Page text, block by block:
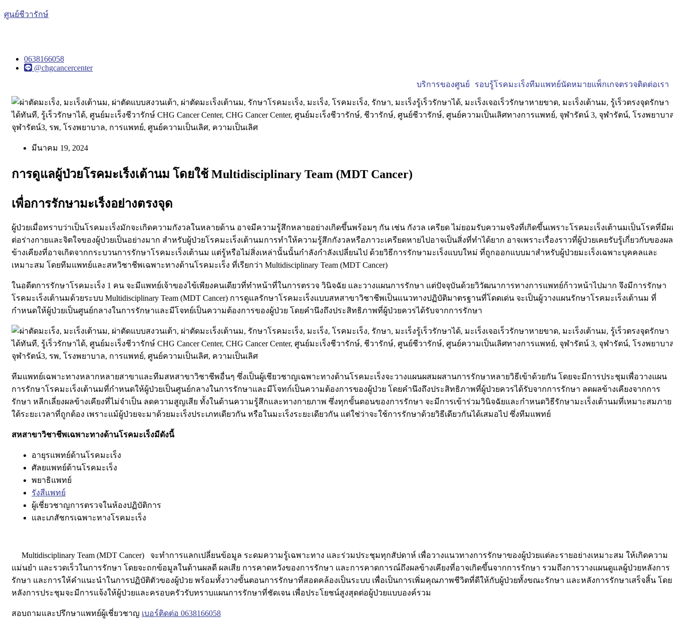
ศูนย์ชีวารักษ์
0638166058
@chgcancercenter
บริการของศูนย์
รอบรู้โรคมะเร็งทีมแพทย์นัดหมายแพ็กเกจตรวจติดต่อเรา
มีนาคม 19, 2024
การดูแลผู้ป่วยโรคมะเร็งเต้านม โดยใช้ Multidisciplinary Team (MDT Cancer)
เพื่อการรักษามะเร็งอย่างตรงจุด
ผู้ป่วยเมื่อทราบว่าเป็นโรคมะเร็งมักจะเกิดความกังวลในหลายด้าน อาจมีความรู้สึกหลายอย่างเกิดขึ้นพร้อมๆ กัน เช่น กังวล เครียด ไม่ยอมรับความจริงที่เกิดขึ้นเพราะโรคมะเร็งเต้านมเป็นโรคที่มีผ
ต่อร่างกายและจิตใจของผู้ป่วยเป็นอย่างมาก สำหรับผู้ป่วยโรคมะเร็งเต้านมการทำให้ความรู้สึกกังวลหรือภาวะเครียดหายไปอาจเป็นสิ่งที่ทำได้ยาก อาจเพราะเรื่องราวที่ผู้ป่วยเคยรับรู้เกี่ยวกับของผล
ข้างเคียงที่อาจเกิดจากกระบวนการรักษาโรคมะเร็งเต้านม แต่รู้หรือไม่สิ่งเหล่านั้นนั้นกำลังกำลังเปลี่ยนไป ด้วยวิธีการรักษามะเร็งแบบใหม่ ที่ถูกออกแบบมาสำหรับผู้ป่วยมะเร็งเฉพาะบุคคลและ
เหมาะสม โดยทีมแพทย์และสหวิชาชีพเฉพาะทางด้านโรคมะเร็ง ที่เรียกว่า Multidisciplinary Team (MDT Cancer)
ในอดีตการรักษาโรคมะเร็ง 1 คน จะมีแพทย์เจ้าของไข้เพียงคนเดียวที่ทำหน้าที่ในการตรวจ วินิจฉัย และวางแผนการรักษา แต่ปัจจุบันด้วยวิวัฒนาการทางการแพทย์ก้าวหน้าไปมาก จึงมีการรักษา
โรคมะเร็งเต้านมด้วยระบบ Multidisciplinary Team (MDT Cancer) การดูแลรักษาโรคมะเร็งแบบสหสาขาวิชาชีพเป็นแนวทางปฏิบัติมาตรฐานที่โดดเด่น จะเป็นผู้วางแผนรักษาโรคมะเร็งเต้านม ที่
กำหนดให้ผู้ป่วยเป็นศูนย์กลางในการรักษาและมีโจทย์เป็นความต้องการของผู้ป่วย โดยคำนึงถึงประสิทธิภาพที่ผู้ป่วยควรได้รับจากการรักษา
ทีมแพทย์เฉพาะทางหลากหลายสาขาและทีมสหสาขาวิชาชีพอื่นๆ ซึ่งเป็นผู้เชียวชาญเฉพาะทางด้านโรคมะเร็งจะวางแผนผสมผสานการรักษาหลายวิธีเข้าด้วยกัน โดยจะมีการประชุมเพื่อวางแผน
การรักษาโรคมะเร็งเต้านมที่กำหนดให้ผู้ป่วยเป็นศูนย์กลางในการรักษาและมีโจทก์เป็นความต้องการของผู้ป่วย โดยคำนึงถึงประสิทธิภาพที่ผู้ป่วยควรได้รับจากการรักษา ลดผลข้างเคียงจากการ
รักษา หลีกเลี่ยงผลข้างเคียงที่ไม่จำเป็น ลดความสูญเสีย ทั้งในด้านความรู้สึกและทางกายภาพ ซึ่งทุกขั้นตอนของการรักษา จะมีการเข้าร่วมวินิจฉัยและกำหนดวิธีรักษามะเร็งเต้านมที่เหมาะสมภาย
ใต้ระยะเวลาที่ถูกต้อง เพราะแม้ผู้ป่วยจะมาด้วยมะเร็งประเภทเดียวกัน หรือในมะเร็งระยะเดียวกัน แต่ใช่ว่าจะใช้การรักษาด้วยวิธีเดียวกันได้เสมอไป ซึ่งทีมแพทย์
สหสาขาวิชาชีพเฉพาะทางด้านโรคมะเร็งมีดังนี้
อายุรแพทย์ด้านโรคมะเร็ง
ศัลยแพทย์ด้านโรคมะเร็ง
พยาธิแพทย์
รังสีแพทย์
ผู้เชี่ยวชาญการตรวจในห้องปฏิบัติการ
และเภสัชกรเฉพาะทางโรคมะเร็ง
Multidisciplinary Team (MDT Cancer) จะทำการแลกเปลี่ยนข้อมูล ระดมความรู้เฉพาะทาง และร่วมประชุมทุกสัปดาห์ เพื่อวางแนวทางการรักษาของผู้ป่วยแต่ละรายอย่างเหมาะสม ให้เกิดความ
แม่นยำ และรวดเร็วในการรักษา โดยจะถกข้อมูลในด้านผลดี ผลเสีย การคาดหวังของการรักษา และการคาดการณ์ถึงผลข้างเคียงที่อาจเกิดขึ้นจากการรักษา รวมถึงการวางแผนดูแลผู้ป่วยหลังการ
รักษา และการให้คำแนะนำในการปฏิบัติตัวของผู้ป่วย พร้อมทั้งวางขั้นตอนการรักษาที่สอดคล้องเป็นระบบ เพื่อเป็นการเพิ่มคุณภาพชีวิตที่ดีให้กับผู้ป่วยทั้งขณะรักษา และหลังการรักษาเสร็จสิ้น โดย
หลังการประชุมจะมีการแจ้งให้ผู้ป่วยและครอบครัวรับทราบแผนการรักษาที่ชัดเจน เพื่อประโยชน์สูงสุดต่อผู้ป่วยแบบองค์รวม
สอบถามและปรึกษาแพทย์ผู้เชี่ยวชาญ เบอร์ติดต่อ 0638166058